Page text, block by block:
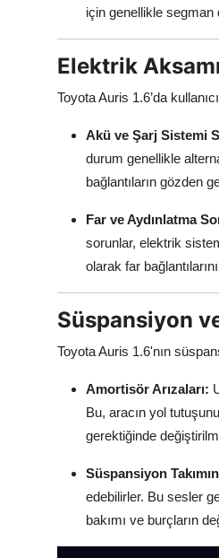
için genellikle segman
Elektrik
Toyota Auris 1.6’da
Akü ve Şarj Sistemi
durum genellikle
bağlantıların gözden
Far ve Aydınlatma
sorunlar, elektrik
olarak far
Süspansiyon
Toyota Auris 1.6'nın
Amortisör Arızaları:
Bu, aracın yol
gerektiğinde
Süspansiyon
edebilirler. Bu sesler
bakımı ve burçların